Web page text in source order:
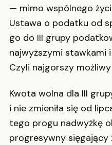
— mimo wspólnego
Ustawa o podatku od
go do III grupy
najwyższymi stawkami
Czyli najgorszy
Kwota wolna dla III
i nie zmieniła się od
tego progu nadwyżkę
progresywny sięgający